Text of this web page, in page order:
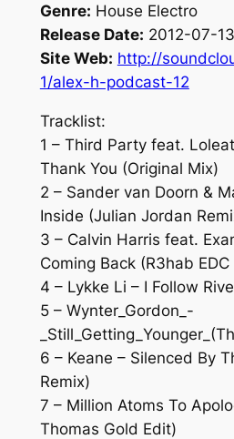
Genre: House Electro
Release Date: 2012-07-13
Site Web: http://
1/alex-h-podcast-12
Tracklist:
1 – Third Party feat.
Thank You (Original Mix)
2 – Sander van Doorn &
Inside (Julian Jordan
3 – Calvin Harris feat.
Coming Back (R3hab EDC
4 – Lykke Li – I Follow
5 – Wynter_Gordon_-
6 – Keane – Silenced By
Remix)
7 – Million Atoms To
Thomas Gold Edit)